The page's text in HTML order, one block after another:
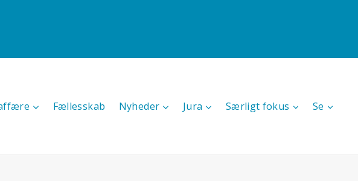
Fællesskab Nyheder Jura Særligt fokus Se